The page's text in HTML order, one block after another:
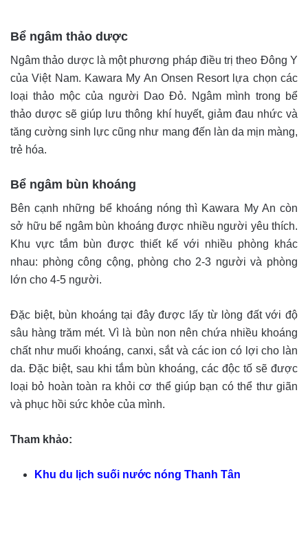
Bể ngâm thảo dược
Ngâm thảo dược là một phương pháp điều trị theo Đông Y
của Việt Nam. Kawara My An Onsen Resort lựa chọn các
loại thảo mộc của người Dao Đỏ. Ngâm mình trong bể
thảo dược sẽ giúp lưu thông khí huyết, giảm đau nhức và
tăng cường sinh lực cũng như mang đến làn da mịn màng,
trẻ hóa.
Bể ngâm bùn khoáng
Bên cạnh những bể khoáng nóng thì Kawara My An còn
sở hữu bể ngâm bùn khoáng được nhiều người yêu thích.
Khu vực tắm bùn được thiết kế với nhiều phòng khác
nhau: phòng công cộng, phòng cho 2-3 người và phòng
lớn cho 4-5 người.
Đặc biệt, bùn khoáng tại đây được lấy từ lòng đất với độ
sâu hàng trăm mét. Vì là bùn non nên chứa nhiều khoáng
chất như muối khoáng, canxi, sắt và các ion có lợi cho làn
da. Đặc biệt, sau khi tắm bùn khoáng, các độc tố sẽ được
loại bỏ hoàn toàn ra khỏi cơ thể giúp bạn có thể thư giãn
và phục hồi sức khỏe của mình.
Tham khảo:
Khu du lịch suối nước nóng Thanh Tân